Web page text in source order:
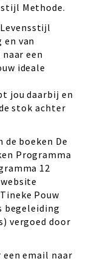
Methode.
van
een
ideale
jou daarbij en
stok achter
boeken De
Programma
12
Pouw
begeleiding
vergoed door
een email naar